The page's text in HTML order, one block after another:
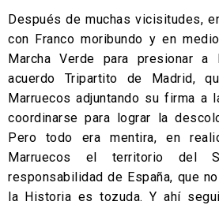
Después de muchas vicisitudes,
con Franco moribundo y en
Marcha Verde para presionar
acuerdo Tripartito de Madrid,
Marruecos adjuntando su firma a
coordinarse para lograr la
Pero todo era mentira, en
Marruecos el territorio del
responsabilidad de España, que
la Historia es tozuda. Y ahí